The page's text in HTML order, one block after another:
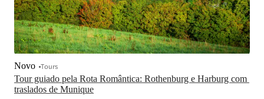
Tour guiado pela Rota Romântica: Rothenburg e Harburg com
traslados de Munique
Novo Tours